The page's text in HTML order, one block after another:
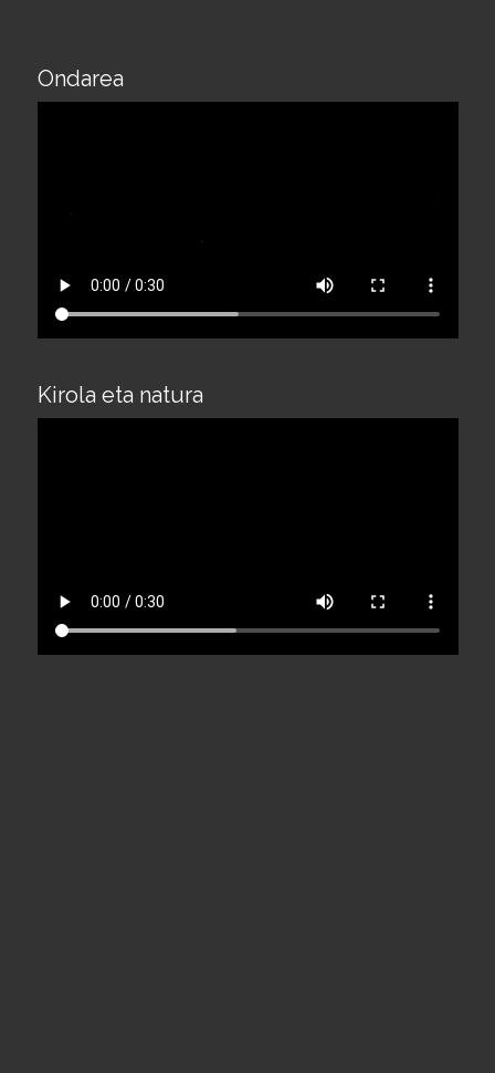
Ondarea
Kirola eta natura